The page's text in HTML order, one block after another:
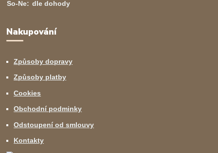
So-Ne: dle dohody
Nakupování
Způsoby dopravy
Způsoby platby
Cookies
Obchodní podminky
Odstoupení od smlouvy
Kontakty